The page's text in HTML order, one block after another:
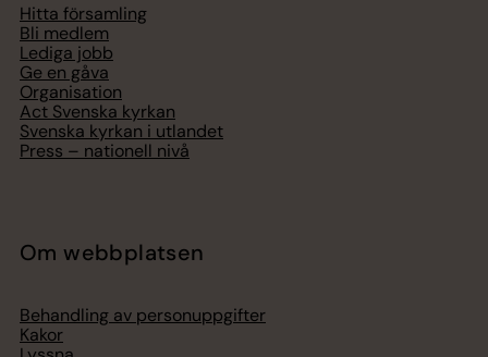
Hitta församling
Bli medlem
Lediga jobb
Ge en gåva
Organisation
Act Svenska kyrkan
Svenska kyrkan i utlandet
Press – nationell nivå
Om webbplatsen
Behandling av personuppgifter
Kakor